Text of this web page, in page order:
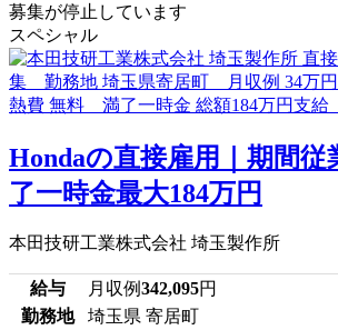
募集が停止しています
スペシャル
Hondaの直接雇用｜期間従
了一時金最大184万円
本田技研工業株式会社 埼玉製作所
給与 月収例342,095円
勤務地
埼玉県 寄居町